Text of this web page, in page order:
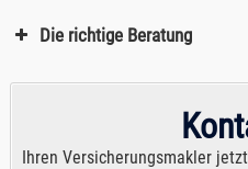
Die richtige Beratung
Ihren Versicherungsmakler